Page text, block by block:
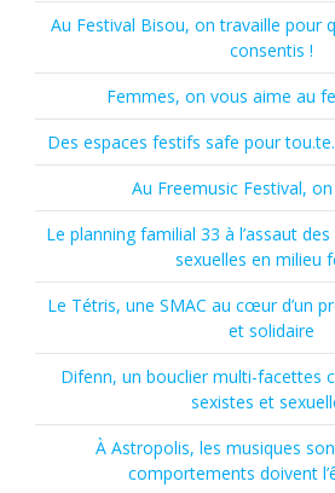
Au Festival Bisou, on travaille pour
consentis !
Femmes, on vous aime au
Des espaces festifs safe pour
Au Freemusic Festival,
Le planning familial 33 à l’assaut
sexuelles en milieu
Le Tétris, une SMAC au cœur d’un
et solidaire
Difenn, un bouclier multi-facettes
sexistes et
À Astropolis, les musiques
comportements doivent